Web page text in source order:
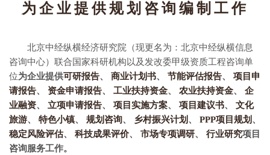
为企业提供规划咨询编制工作
北京中经纵横经济研究院（现更名为：北京中经纵横信息
咨询中心）联合国家科研机构以及发改委甲级资质工程咨询单
位为企业提供可研报告、 商业计划书、 节能评估报告、 项目申
请报告、 资金申请报告、 工业扶持资金、 农业扶持资金、 企
业融资、 立项申请报告、 项目实施方案、 项目建议书、 文化
旅游、 特色小镇、 规划咨询、 乡村振兴计划 、 PPP项目规划 、
稳定风险评估、 科技成果评价、 市场专项调研、 行业研究项目
咨询服务工作。